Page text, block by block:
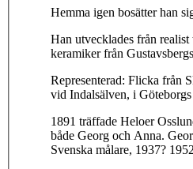
Hemma igen bosätter han
Han utvecklades från
keramiker från
Representerad: Flicka från
vid Indalsälven, i
1891 träffade Heloer
både Georg och Anna.
Svenska målare, 1937?